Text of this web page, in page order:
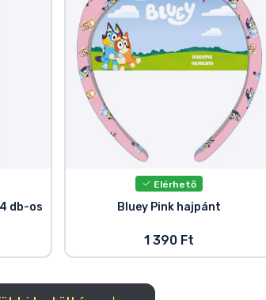
db-os
Elérhető
Bluey Pink hajpánt
1 390 Ft